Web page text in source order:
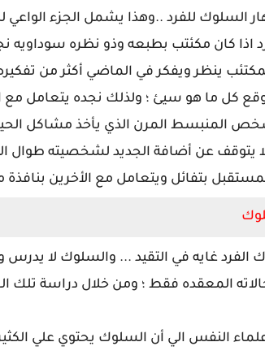
السلوك للفرد ..وهذا يشمل الجزء الواعي
اذا كان مكئتب بطبعه وذو نظره سوداويه
ينظر ويفكر في الماضي أكثر من
كل ما هو سيئ ؛ ولذلك نجده يتعامل
المنبسط المرن الذي يأخذ مشاكل
يتوقف عن أضافة الجديد لشخصيته طوال
بتفائل ويتعامل مع الأخرين بنافذة
الفرد غايه في التقيد ... والسلوك لا يدرس
المعقده فقط ؛ ومن خلال دراسة تلك
النفس الي أن السلوك يحتوي علي